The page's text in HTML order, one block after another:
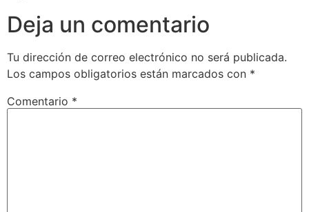
Deja un comentario
Tu dirección de correo electrónico no será publicada.
Los campos obligatorios están marcados con *
Comentario *